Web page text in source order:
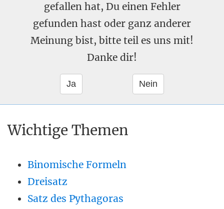
gefallen hat, Du einen Fehler
gefunden hast oder ganz anderer
Meinung bist, bitte teil es uns mit!
Danke dir!
Wichtige Themen
Binomische Formeln
Dreisatz
Satz des Pythagoras